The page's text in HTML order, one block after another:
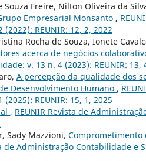
Freire, Nilton Oliveira da
Empresarial Monsanto ,
REUNIR: 12, 2, 2022
Rocha de Souza, Ionete
acerca de negócios
v. 13 n. 4 (2023): REUNIR: 13,
A percepção da qualidade dos
Desenvolvimento Humano ,
REUNIR: 15, 1, 2025
, REUNIR Revista de
Sady Mazzioni, Comprometimento
de Administração Contabilidade e